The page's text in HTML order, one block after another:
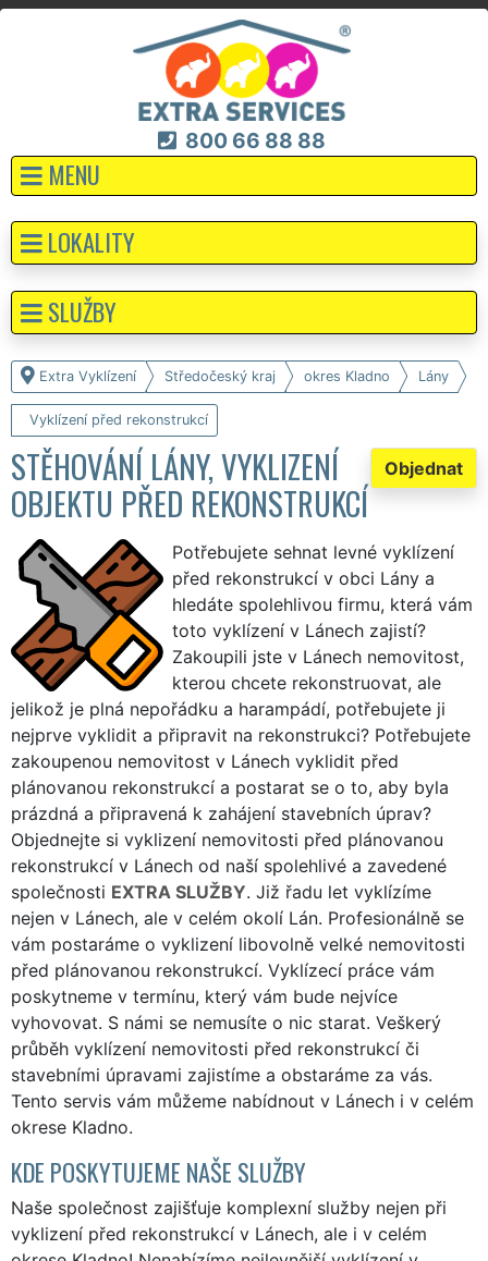
800 66 88 88
MENU
Extra Vyklízení Středočeský kraj okres Kladno Lány
Vyklízení před rekonstrukcí
Objednat
STĚHOVÁNÍ LÁNY, VYKLIZENÍ
OBJEKTU PŘED REKONSTRUKCÍ
Potřebujete sehnat levné vyklízení
před rekonstrukcí v obci Lány a
hledáte spolehlivou firmu, která vám
toto vyklízení v Lánech zajistí?
Zakoupili jste v Lánech nemovitost,
kterou chcete rekonstruovat, ale
jelikož je plná nepořádku a harampádí, potřebujete ji
nejprve vyklidit a připravit na rekonstrukci? Potřebujete
zakoupenou nemovitost v Lánech vyklidit před
plánovanou rekonstrukcí a postarat se o to, aby byla
prázdná a připravená k zahájení stavebních úprav?
Objednejte si vyklizení nemovitosti před plánovanou
rekonstrukcí v Lánech od naší spolehlivé a zavedené
společnosti EXTRA SLUŽBY. Již řadu let vyklízíme
nejen v Lánech, ale v celém okolí Lán. Profesionálně se
vám postaráme o vyklizení libovolně velké nemovitosti
před plánovanou rekonstrukcí. Vyklízecí práce vám
poskytneme v termínu, který vám bude nejvíce
vyhovovat. S námi se nemusíte o nic starat. Veškerý
průběh vyklízení nemovitosti před rekonstrukcí či
stavebními úpravami zajistíme a obstaráme za vás.
Tento servis vám můžeme nabídnout v Lánech i v celém
okrese Kladno.
KDE POSKYTUJEME NAŠE SLUŽBY
Naše společnost zajišťuje komplexní služby nejen při
vyklizení před rekonstrukcí v Lánech, ale i v celém
LOKALITY
SLUŽBY